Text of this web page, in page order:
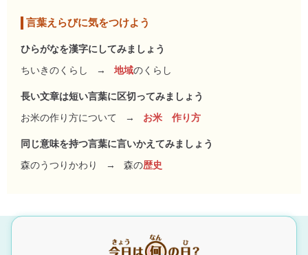
言葉えらびに気をつけよう
ひらがなを漢字にしてみましょう
ちいきのくらし
→ 地域のくらし
長い文章は短い言葉に区切ってみましょう
お米の作り方について
→ お米 作り方
同じ意味を持つ言葉に言いかえてみましょう
森のうつりかわり
→ 森の歴史